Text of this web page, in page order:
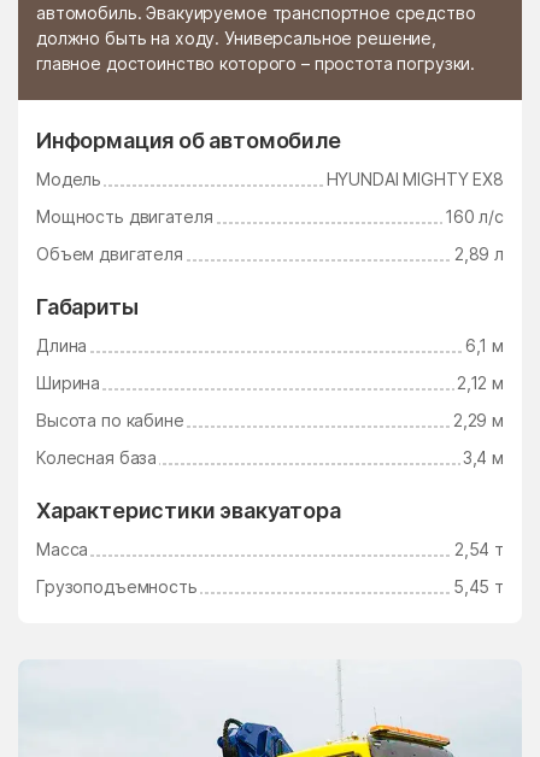
автомобиль. Эвакуируемое транспортное средство
должно быть на ходу. Универсальное решение,
главное достоинство которого – простота погрузки.
Информация об автомобиле
Модель
HYUNDAI MIGHTY EX8
Мощность двигателя
160 л/с
Объем двигателя
2,89 л
Габариты
Длина
6,1 м
Ширина
2,12 м
Высота по кабине
2,29 м
Колесная база
3,4 м
Характеристики эвакуатора
Масса
2,54 т
Грузоподъемность
5,45 т
Шаховская Шевляково
Шеметово Шувое
Щелково Щербинка
Юность
Яхрома